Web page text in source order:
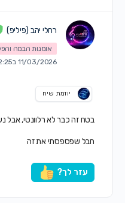
רחלי יהב (פיליפ)
אומנות הבמה
11/03/2026 ב12:25 am
יוזמת שיח
בטח זה כבר לא רלוונטי, אבל
חבל שפספסתי את זה
עזר לך?